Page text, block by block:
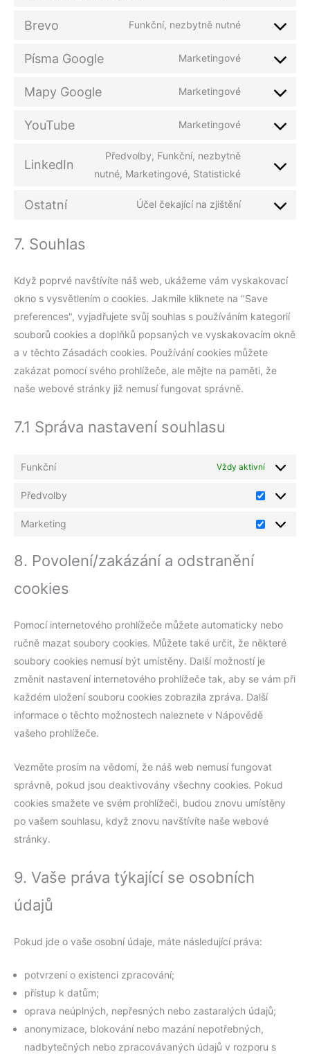
Brevo Funkční, nezbytně nutné
Písma Google Marketingové
Mapy Google Marketingové
YouTube Marketingové
LinkedIn
Předvolby, Funkční, nezbytně
nutné, Marketingové, Statistické
Ostatní Účel čekající na zjištění
7. Souhlas
Když poprvé navštívíte náš web, ukážeme vám vyskakovací
okno s vysvětlením o cookies. Jakmile kliknete na "Save
preferences", vyjadřujete svůj souhlas s používáním kategorií
souborů cookies a doplňků popsaných ve vyskakovacím okně
a v těchto Zásadách cookies. Používání cookies můžete
zakázat pomocí svého prohlížeče, ale mějte na paměti, že
naše webové stránky již nemusí fungovat správně.
7.1 Správa nastavení souhlasu
Funkční Vždy aktivní
Předvolby
Marketing
8. Povolení/zakázání a odstranění
cookies
Pomocí internetového prohlížeče můžete automaticky nebo
ručně mazat soubory cookies. Můžete také určit, že některé
soubory cookies nemusí být umístěny. Další možností je
změnit nastavení internetového prohlížeče tak, aby se vám při
každém uložení souboru cookies zobrazila zpráva. Další
informace o těchto možnostech naleznete v Nápovědě
vašeho prohlížeče.
Vezměte prosím na vědomí, že náš web nemusí fungovat
správně, pokud jsou deaktivovány všechny cookies. Pokud
cookies smažete ve svém prohlížeči, budou znovu umístěny
po vašem souhlasu, když znovu navštívíte naše webové
stránky.
9. Vaše práva týkající se osobních
údajů
Pokud jde o vaše osobní údaje, máte následující práva:
potvrzení o existenci zpracování;
přístup k datům;
oprava neúplných, nepřesných nebo zastaralých údajů;
anonymizace, blokování nebo mazání nepotřebných,
nadbytečných nebo zpracovávaných údajů v rozporu s